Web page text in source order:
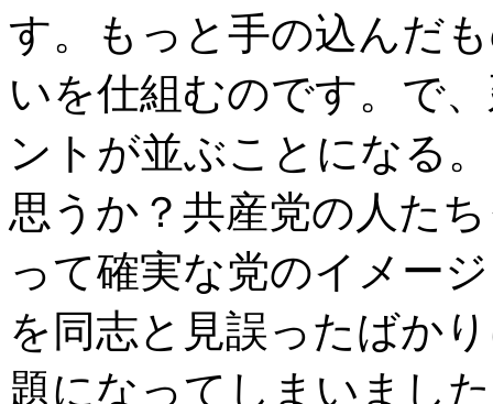
す。もっと手の込んだ
いを仕組むのです。で
ントが並ぶことになる
思うか？共産党の人た
って確実な党のイメー
を同志と見誤ったばか
題になってしまいまし